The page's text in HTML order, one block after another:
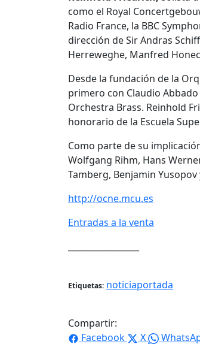
como el Royal
Radio France, la BBC
dirección de Sir Andras
Herreweghe, Manfred
Desde la fundación de la
primero con Claudio
Orchestra Brass. Reinhold
honorario de la Escuela
Como parte de su
Wolfgang Rihm, Hans
Tamberg, Benjamin
http://ocne.mcu.es
Entradas a la venta
Etiquetas: noticiaportada
Compartir:
Facebook
X